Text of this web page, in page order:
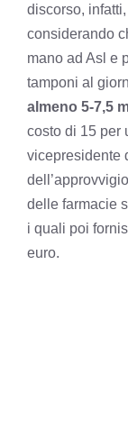
discorso,
considerando
mano ad Asl e
tamponi al
almeno 5-7,5
costo di 15 per
vicepresidente
delle farmacie
i quali poi
euro.